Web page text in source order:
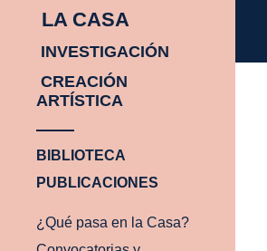
LA CASA
INVESTIGACIÓN
CREACIÓN
ARTÍSTICA
BIBLIOTECA
PUBLICACIONES
¿Qué pasa en la Casa?